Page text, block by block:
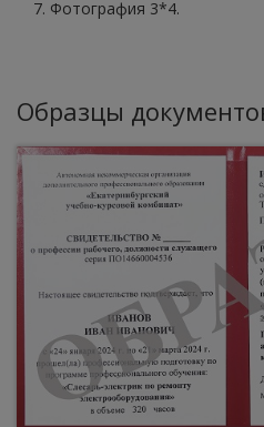
Фотография 3*4.
Образцы